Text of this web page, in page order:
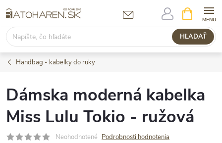
na
obsah
HĽADAŤ
KOŠÍK
Handbag - kabelky do ruky
Dámska moderná kabelka
Miss Lulu Tokio - ružová
Neohodnotené Podrobnosti hodnotenia